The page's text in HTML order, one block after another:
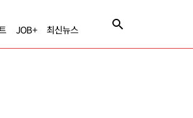
JOB+ 최신뉴스